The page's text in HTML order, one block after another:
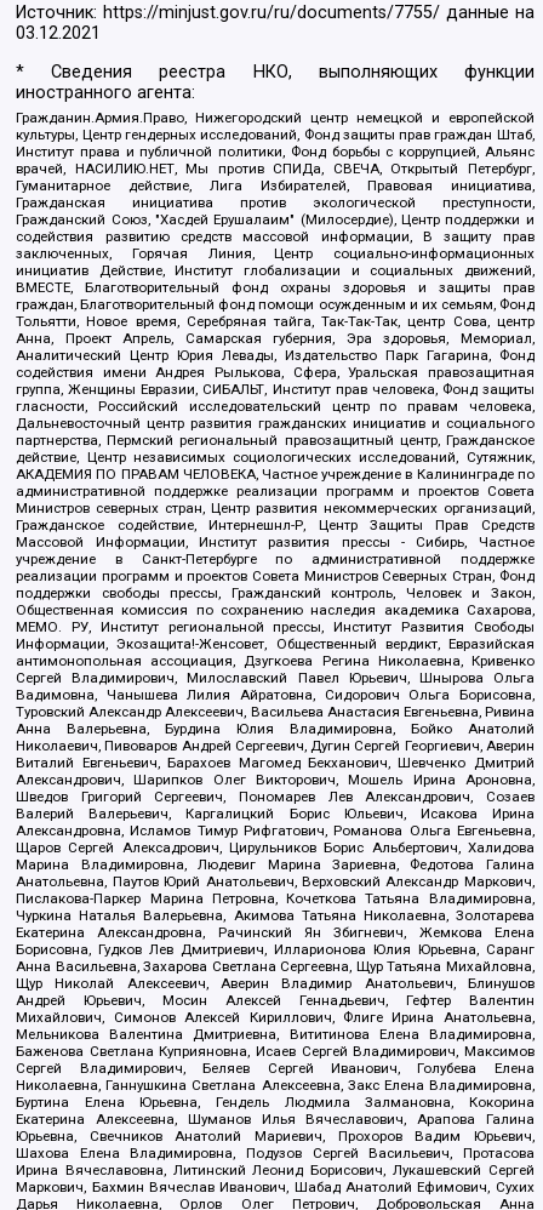
Источник: https://minjust.gov.ru/ru/documents/7755/ данные на
03.12.2021
* Сведения реестра НКО, выполняющих функции
иностранного агента:
Гражданин.Армия.Право, Нижегородский центр немецкой и европейской
культуры, Центр гендерных исследований, Фонд защиты прав граждан Штаб,
Институт права и публичной политики, Фонд борьбы с коррупцией, Альянс
врачей, НАСИЛИЮ.НЕТ, Мы против СПИДа, СВЕЧА, Открытый Петербург,
Гуманитарное действие, Лига Избирателей, Правовая инициатива,
Гражданская инициатива против экологической преступности,
Гражданский Союз, "Хасдей Ерушалаим" (Милосердие), Центр поддержки и
содействия развитию средств массовой информации, В защиту прав
заключенных, Горячая Линия, Центр социально-информационных
инициатив Действие, Институт глобализации и социальных движений,
ВМЕСТЕ, Благотворительный фонд охраны здоровья и защиты прав
граждан, Благотворительный фонд помощи осужденным и их семьям, Фонд
Тольятти, Новое время, Серебряная тайга, Так-Так-Так, центр Сова, центр
Анна, Проект Апрель, Самарская губерния, Эра здоровья, Мемориал,
Аналитический Центр Юрия Левады, Издательство Парк Гагарина, Фонд
содействия имени Андрея Рылькова, Сфера, Уральская правозащитная
группа, Женщины Евразии, СИБАЛЬТ, Институт прав человека, Фонд защиты
гласности, Российский исследовательский центр по правам человека,
Дальневосточный центр развития гражданских инициатив и социального
партнерства, Пермский региональный правозащитный центр, Гражданское
действие, Центр независимых социологических исследований, Сутяжник,
АКАДЕМИЯ ПО ПРАВАМ ЧЕЛОВЕКА, Частное учреждение в Калининграде по
административной поддержке реализации программ и проектов Совета
Министров северных стран, Центр развития некоммерческих организаций,
Гражданское содействие, Интернешнл-Р, Центр Защиты Прав Средств
Массовой Информации, Институт развития прессы - Сибирь, Частное
учреждение в Санкт-Петербурге по административной поддержке
реализации программ и проектов Совета Министров Северных Стран, Фонд
поддержки свободы прессы, Гражданский контроль, Человек и Закон,
Общественная комиссия по сохранению наследия академика Сахарова,
МЕМО. РУ, Институт региональной прессы, Институт Развития Свободы
Информации, Экозащита!-Женсовет, Общественный вердикт, Евразийская
антимонопольная ассоциация, Дзугкоева Регина Николаевна, Кривенко
Сергей Владимирович, Милославский Павел Юрьевич, Шнырова Ольга
Вадимовна, Чанышева Лилия Айратовна, Сидорович Ольга Борисовна,
Туровский Александр Алексеевич, Васильева Анастасия Евгеньевна, Ривина
Анна Валерьевна, Бурдина Юлия Владимировна, Бойко Анатолий
Николаевич, Пивоваров Андрей Сергеевич, Дугин Сергей Георгиевич, Аверин
Виталий Евгеньевич, Барахоев Магомед Бекханович, Шевченко Дмитрий
Александрович, Шарипков Олег Викторович, Мошель Ирина Ароновна,
Шведов Григорий Сергеевич, Пономарев Лев Александрович, Созаев
Валерий Валерьевич, Каргалицкий Борис Юльевич, Исакова Ирина
Александровна, Исламов Тимур Рифгатович, Романова Ольга Евгеньевна,
Щаров Сергей Алексадрович, Цирульников Борис Альбертович, Халидова
Марина Владимировна, Людевиг Марина Зариевна, Федотова Галина
Анатольевна, Паутов Юрий Анатольевич, Верховский Александр Маркович,
Пислакова-Паркер Марина Петровна, Кочеткова Татьяна Владимировна,
Чуркина Наталья Валерьевна, Акимова Татьяна Николаевна, Золотарева
Екатерина Александровна, Рачинский Ян Збигневич, Жемкова Елена
Борисовна, Гудков Лев Дмитриевич, Илларионова Юлия Юрьевна, Саранг
Анна Васильевна, Захарова Светлана Сергеевна, Щур Татьяна Михайловна,
Щур Николай Алексеевич, Аверин Владимир Анатольевич, Блинушов
Андрей Юрьевич, Мосин Алексей Геннадьевич, Гефтер Валентин
Михайлович, Симонов Алексей Кириллович, Флиге Ирина Анатольевна,
Мельникова Валентина Дмитриевна, Вититинова Елена Владимировна,
Баженова Светлана Куприяновна, Исаев Сергей Владимирович, Максимов
Сергей Владимирович, Беляев Сергей Иванович, Голубева Елена
Николаевна, Ганнушкина Светлана Алексеевна, Закс Елена Владимировна,
Буртина Елена Юрьевна, Гендель Людмила Залмановна, Кокорина
Екатерина Алексеевна, Шуманов Илья Вячеславович, Арапова Галина
Юрьевна, Свечников Анатолий Мариевич, Прохоров Вадим Юрьевич,
Шахова Елена Владимировна, Подузов Сергей Васильевич, Протасова
Ирина Вячеславовна, Литинский Леонид Борисович, Лукашевский Сергей
Маркович, Бахмин Вячеслав Иванович, Шабад Анатолий Ефимович, Сухих
Дарья Николаевна, Орлов Олег Петрович, Добровольская Анна